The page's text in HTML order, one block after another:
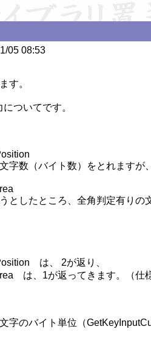
05 08:53
す。
ついてです。
字数（バイト数）をとれますが
としたところ、全角判定有りの
　は、 2が返り、
　は、1が返ってきます。（仕
字のバイト単位（